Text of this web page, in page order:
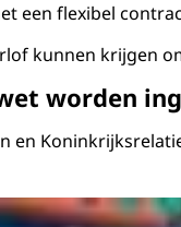
een flexibel
kunnen krijgen
worden
en